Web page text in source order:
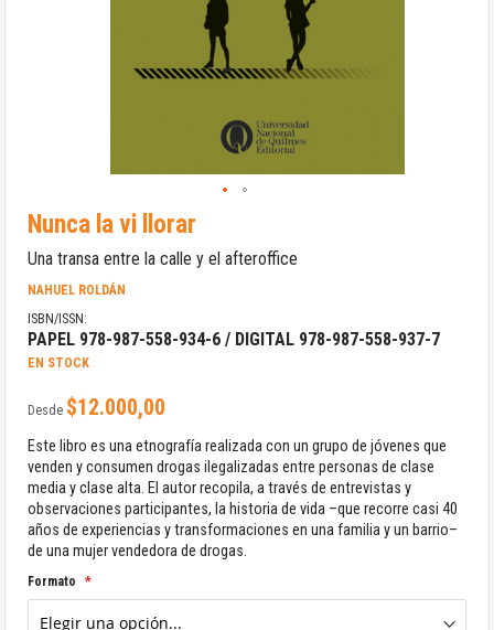
Saltar
al
comienzo
de
la
de
imágenes
Nunca la vi llorar
Una transa entre la calle y el afteroffice
NAHUEL ROLDÁN
ISBN/ISSN:
PAPEL 978-987-558-934-6 / DIGITAL 978-987-558-937-7
EN STOCK
Desde $12.000,00
Este libro es una etnografía realizada con un grupo de jóvenes que
venden y consumen drogas ilegalizadas entre personas de clase
media y clase alta. El autor recopila, a través de entrevistas y
observaciones participantes, la historia de vida –que recorre casi 40
años de experiencias y transformaciones en una familia y un barrio–
de una mujer vendedora de drogas.
Formato